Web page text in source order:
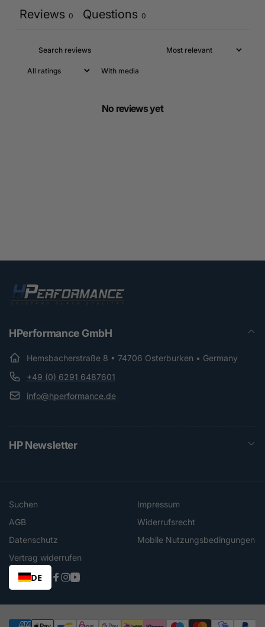
Reviews 0 Questions 0
With media
No reviews yet
HPerformance GmbH
Hemsbacherstraße 8 • 74706 Osterburken • Germany
+49 (0) 6291 6487601
info@hperformance.de
HP Newsletter
Suchen
Impressum
AGB
Widerrufsrecht
Datenschutz
Mobile Nutzungsbedingungen
Vertrag widerrufen
DE
Facebook
Instagram
YouTube